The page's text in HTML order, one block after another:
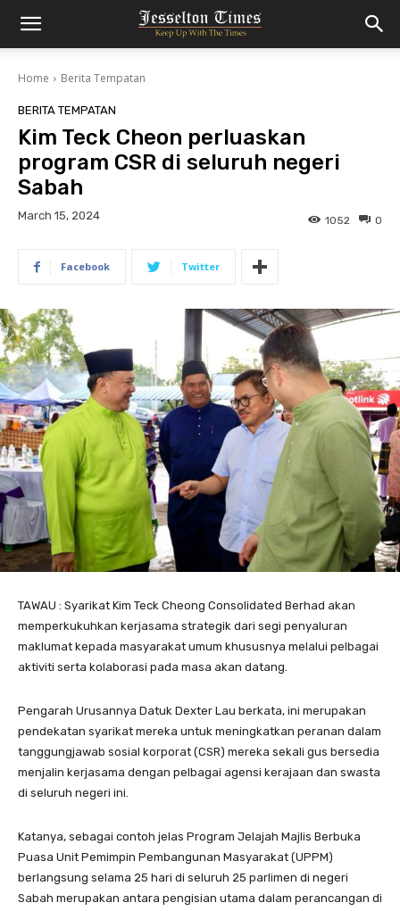
Home Berita Tempatan
BERITA TEMPATAN
Kim Teck Cheon perluaskan
program CSR di seluruh negeri
Sabah
March 15, 2024 0
1052
Facebook Twitter
TAWAU : Syarikat Kim Teck Cheong Consolidated Berhad akan
memperkukuhkan kerjasama strategik dari segi penyaluran
maklumat kepada masyarakat umum khususnya melalui pelbagai
aktiviti serta kolaborasi pada masa akan datang.
Pengarah Urusannya Datuk Dexter Lau berkata, ini merupakan
pendekatan syarikat mereka untuk meningkatkan peranan dalam
tanggungjawab sosial korporat (CSR) mereka sekali gus bersedia
menjalin kerjasama dengan pelbagai agensi kerajaan dan swasta
di seluruh negeri ini.
Katanya, sebagai contoh jelas Program Jelajah Majlis Berbuka
Puasa Unit Pemimpin Pembangunan Masyarakat (UPPM)
berlangsung selama 25 hari di seluruh 25 parlimen di negeri
Sabah merupakan antara pengisian utama dalam perancangan di